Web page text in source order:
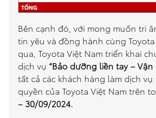
Bên cạnh đó, với mong muốn tri
tin yêu và đồng hành cùng
qua, Toyota Việt Nam triển khai
dịch vụ “Bảo dưỡng liền tay – Vận
tất cả các khách hàng làm dịch
quyền của Toyota Việt Nam trên
– 30/09/2024.